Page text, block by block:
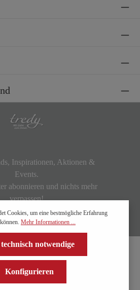
Inspirationen, Aktionen &
Events.
abonnieren und nichts mehr
verpassen!
Cookies, um eine bestmögliche Erfahrung
Mehr Informationen ...
notwendige
Konfigurieren